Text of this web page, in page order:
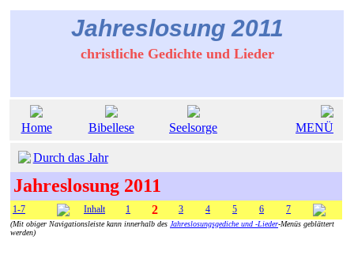
Jahreslosung 2011
christliche Gedichte und Lieder
Home Bibellese Seelsorge MENÜ
Durch das Jahr
Jahreslosung 2011
1-7 Inhalt 1 2 3 4 5 6 7
(Mit obiger Navigationsleiste kann innerhalb des Jahreslosungsgediche und -Lieder-Menüs geblättert
werden)